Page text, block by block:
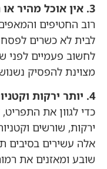
3. אין אוכל מהיר או נשנושים זמינים
רוב החטיפים
לבית לא כשרים
לחשוב פעמיים לפני
מצוינת להפסיק
4. יותר ירקות וקטניות
כדי לגוון את
ירקות, שורשים
אלה עשירים בסיבים
שובע ומאזנים את